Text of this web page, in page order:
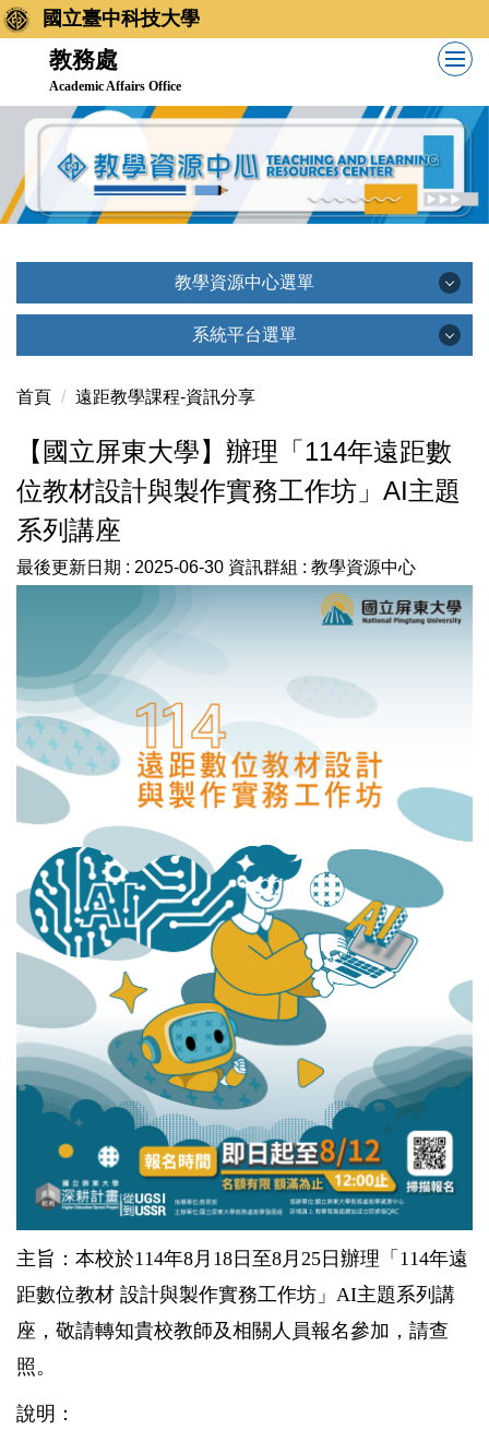
國立臺中科技大學
教務處
Academic Affairs Office
教學資源中心選單
教學資源中心選單
教學資源中心簡介
相關法規
業務執掌
最新消息
活動成果
系統平台選單
系統平台選單
創新教學平台(TronClass)
教務處線上印件系統(日間部)
首頁 遠距教學課程-資訊分享
【國立屏東大學】辦理「114年遠距數
位教材設計與製作實務工作坊」AI主題
系列講座
最後更新日期 : 2025-06-30 資訊群組 : 教學資源中心
主旨：本校於114年8月18日至8月25日辦理「114年遠
距數位教材 設計與製作實務工作坊」AI主題系列講
座，敬請轉知貴校教師及相關人員報名參加，請查
照。
說明：